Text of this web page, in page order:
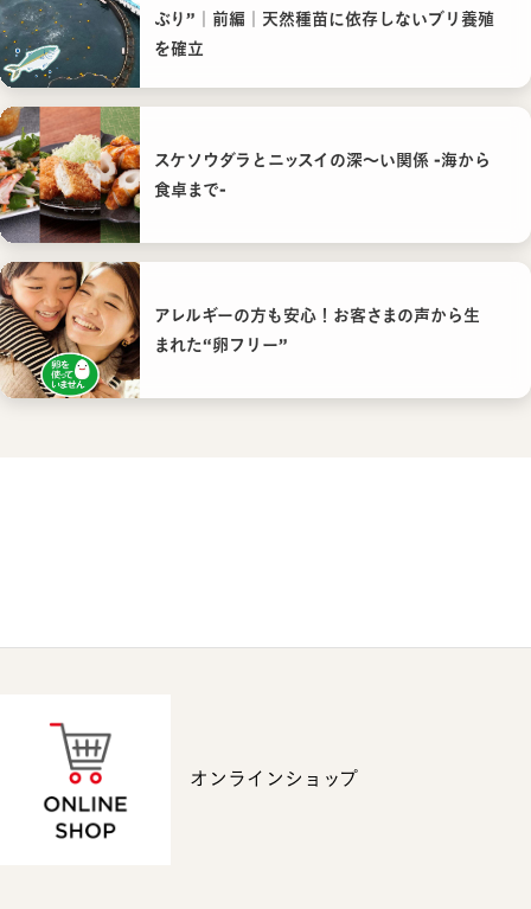
ぶり”｜前編｜天然種苗に依存しないブリ養殖
を確立
スケソウダラとニッスイの深〜い関係 -海から
食卓まで-
アレルギーの方も安心！お客さまの声から生
まれた“卵フリー”
オンラインショップ